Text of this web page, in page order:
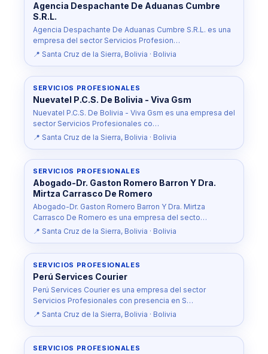
Agencia Despachante De Aduanas Cumbre
S.R.L.
Agencia Despachante De Aduanas Cumbre S.R.L. es una
empresa del sector Servicios Profesion…
📍 Santa Cruz de la Sierra, Bolivia · Bolivia
SERVICIOS PROFESIONALES
Nuevatel P.C.S. De Bolivia - Viva Gsm
Nuevatel P.C.S. De Bolivia - Viva Gsm es una empresa del
sector Servicios Profesionales co…
📍 Santa Cruz de la Sierra, Bolivia · Bolivia
SERVICIOS PROFESIONALES
Abogado-Dr. Gaston Romero Barron Y Dra.
Mirtza Carrasco De Romero
Abogado-Dr. Gaston Romero Barron Y Dra. Mirtza
Carrasco De Romero es una empresa del secto…
📍 Santa Cruz de la Sierra, Bolivia · Bolivia
SERVICIOS PROFESIONALES
Perú Services Courier
Perú Services Courier es una empresa del sector
Servicios Profesionales con presencia en S…
📍 Santa Cruz de la Sierra, Bolivia · Bolivia
SERVICIOS PROFESIONALES